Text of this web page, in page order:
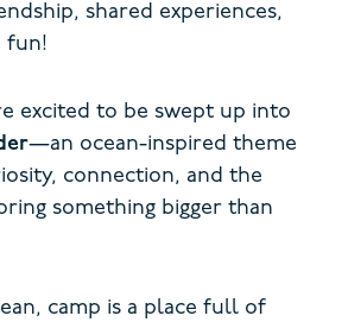
shared experiences,
fun!
excited to be swept up into
—an ocean-inspired theme
connection, and the
something bigger than
camp is a place full of